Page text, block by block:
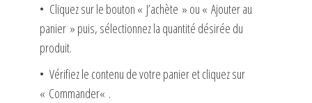
• Cliquez sur le bouton « J’achète » ou « Ajouter au
panier» puis, sélectionnez la quantité désirée du
produit.
• Vérifiez le contenu de votre panier et cliquez sur
« Commander« .